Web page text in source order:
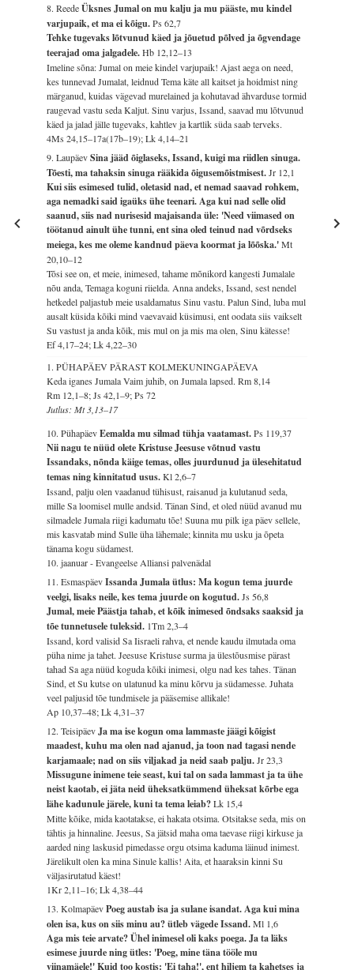
8. ReedeÜksnes Jumal on mu kalju ja mu pääste, mu kindel
varjupaik, et ma ei kõigu.Ps 62,7
Tehke tugevaks lõtvunud käed ja jõuetud põlved ja õgvendage
teerajad oma jalgadele.Hb 12,12–13
Imeline sõna: Jumal on meie kindel varjupaik! Ajast aega on need,
kes tunnevad Jumalat, leidnud Tema käte all kaitset ja hoidmist ning
märganud, kuidas vägevad murelained ja kohutavad ähvarduse tormid
raugevad vastu seda Kaljut. Sinu varjus, Issand, saavad mu lõtvunud
käed ja jalad jälle tugevaks, kahtlev ja kartlik süda saab terveks.
4Ms 24,15–17a(17b–19); Lk 4,14–21
9. LaupäevSina jääd õiglaseks, Issand, kuigi ma riidlen sinuga.
Tõesti, ma tahaksin sinuga rääkida õigusemõistmisest.Jr 12,1
Kui siis esimesed tulid, oletasid nad, et nemad saavad rohkem,
aga nemadki said igaüks ühe teenari. Aga kui nad selle olid
saanud, siis nad nurisesid majaisanda üle: 'Need viimased on
töötanud ainult ühe tunni, ent sina oled teinud nad võrdseks
meiega, kes me oleme kandnud päeva koormat ja lõõska.'Mt
20,10–12
Tõsi see on, et meie, inimesed, tahame mõnikord kangesti Jumalale
nõu anda, Temaga koguni riielda. Anna andeks, Issand, sest nendel
hetkedel paljastub meie usaldamatus Sinu vastu. Palun Sind, luba mul
ausalt küsida kõiki mind vaevavaid küsimusi, ent oodata siis vaikselt
Su vastust ja anda kõik, mis mul on ja mis ma olen, Sinu kätesse!
Ef 4,17–24; Lk 4,22–30
1. PÜHAPÄEV PÄRAST KOLMEKUNINGAPÄEVA
Keda iganes Jumala Vaim juhib, on Jumala lapsed.Rm 8,14
Rm 12,1–8; Js 42,1–9; Ps 72
Jutlus: Mt 3,13–17
10. PühapäevEemalda mu silmad tühja vaatamast.Ps 119,37
Nii nagu te nüüd olete Kristuse Jeesuse võtnud vastu
Issandaks, nõnda käige temas, olles juurdunud ja ülesehitatud
temas ning kinnitatud usus.Kl 2,6–7
Issand, palju olen vaadanud tühisust, raisanud ja kulutanud seda,
mille Sa loomisel mulle andsid. Tänan Sind, et oled nüüd avanud mu
silmadele Jumala riigi kadumatu tõe! Suuna mu pilk iga päev sellele,
mis kasvatab mind Sulle üha lähemale; kinnita mu usku ja õpeta
tänama kogu südamest.
10. jaanuar - Evangeelse Alliansi palvenädal
11. EsmaspäevIssanda Jumala ütlus: Ma kogun tema juurde
veelgi, lisaks neile, kes tema juurde on kogutud.Js 56,8
Jumal, meie Päästja tahab, et kõik inimesed õndsaks saaksid ja
tõe tunnetusele tuleksid. 1Tm 2,3–4
Issand, kord valisid Sa Iisraeli rahva, et nende kaudu ilmutada oma
püha nime ja tahet. Jeesuse Kristuse surma ja ülestõusmise pärast
tahad Sa aga nüüd koguda kõiki inimesi, olgu nad kes tahes. Tänan
Sind, et Su kutse on ulatunud ka minu kõrvu ja südamesse. Juhata
veel paljusid tõe tundmisele ja pääsemise allikale!
Ap 10,37–48; Lk 4,31–37
12. TeisipäevJa ma ise kogun oma lammaste jäägi kõigist
maadest, kuhu ma olen nad ajanud, ja toon nad tagasi nende
karjamaale; nad on siis viljakad ja neid saab palju.Jr 23,3
Missugune inimene teie seast, kui tal on sada lammast ja ta ühe
neist kaotab, ei jäta neid üheksatkümmend üheksat kõrbe ega
lähe kadunule järele, kuni ta tema leiab?Lk 15,4
Mitte kõike, mida kaotatakse, ei hakata otsima. Otsitakse seda, mis on
tähtis ja hinnaline. Jeesus, Sa jätsid maha oma taevase riigi kirkuse ja
aarded ning laskusid pimedasse orgu otsima kaduma läinud inimest.
Järelikult olen ka mina Sinule kallis! Aita, et haaraksin kinni Su
väljasirutatud käest!
1Kr 2,11–16; Lk 4,38–44
13. KolmapäevPoeg austab isa ja sulane isandat. Aga kui mina
olen isa, kus on siis minu au? ütleb vägede Issand.Ml 1,6
Aga mis teie arvate? Ühel inimesel oli kaks poega. Ja ta läks
esimese juurde ning ütles: 'Poeg, mine täna tööle mu
viinamäele!' Kuid too kostis: 'Ei taha!', ent hiljem ta kahetses ja